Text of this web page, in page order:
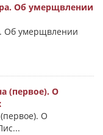
Об умерщвлении
Об умерщвлении
(первое). О
О